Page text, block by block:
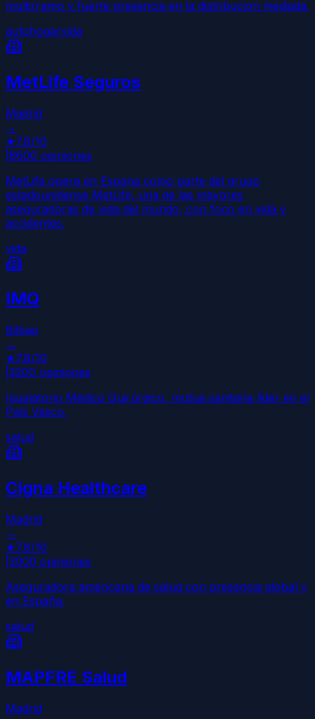
multirramo y fuerte presencia en la distribucion mediada.
autohogarvida
MetLife Seguros
Madrid
→
★7.8/10
8600 opiniones
MetLife opera en Espana como parte del grupo
estadounidense MetLife, una de las mayores
aseguradoras de vida del mundo, con foco en vida y
accidentes.
vida
IMQ
Bilbao
→
★7.8/10
3200 opiniones
Igualatorio Médico Quirúrgico, mutua sanitaria líder en el
País Vasco.
salud
Cigna Healthcare
Madrid
→
★7.8/10
3000 opiniones
Aseguradora americana de salud con presencia global y
en España.
salud
MAPFRE Salud
Madrid